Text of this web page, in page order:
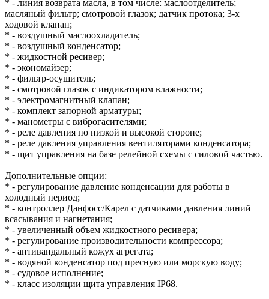
* - линия возврата масла, в том числе: маслоотделитель;
масляный фильтр; смотровой глазок; датчик протока; 3-х
ходовой клапан;
* - воздушный маслоохладитель;
* - воздушный конденсатор;
* - жидкостной ресивер;
* - экономайзер;
* - фильтр-осушитель;
* - смотровой глазок с индикатором влажности;
* - электромагнитный клапан;
* - комплект запорной арматуры;
* - манометры с виброгасителями;
* - реле давления по низкой и высокой стороне;
* - реле давления управления вентиляторами конденсатора;
* - щит управления на базе релейной схемы с силовой частью.
Дополнительные опции:
* - регулирование давление конденсации для работы в
холодный период;
* - контроллер Данфосс/Карел с датчиками давления линий
всасывания и нагнетания;
* - увеличенный объем жидкостного ресивера;
* - регулирование производительности компрессора;
* - антивандальный кожух агрегата;
* - водяной конденсатор под пресную или морскую воду;
* - судовое исполнение;
* - класс изоляции щита управления IP68.